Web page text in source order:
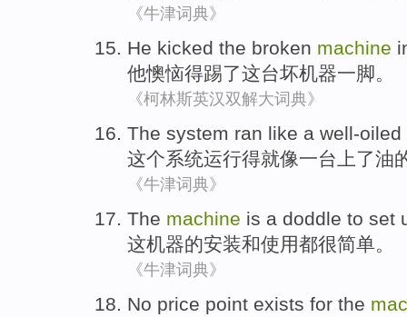
《牛津词典》
He kicked the broken machine
他懊恼得踢了这台坏机器一脚。
《柯林斯英汉双解大词典》
The system ran like a well-oiled
这个系统运行得就像一台上了油
《牛津词典》
The machine is a doddle to set
这机器的安装和使用都很简单。
《牛津词典》
No price point exists for the